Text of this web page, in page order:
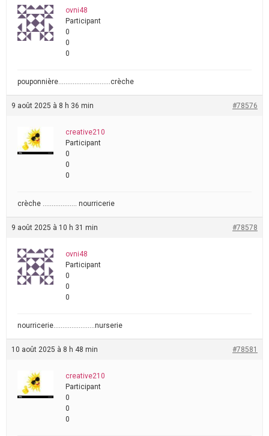
ovni48
Participant
0
0
0
pouponnière………………………..crèche
9 août 2025 à 8 h 36 min #78576
creative210
Participant
0
0
0
crèche ………………. nourricerie
9 août 2025 à 10 h 31 min #78578
ovni48
Participant
0
0
0
nourricerie…………………..nurserie
10 août 2025 à 8 h 48 min #78581
creative210
Participant
0
0
0